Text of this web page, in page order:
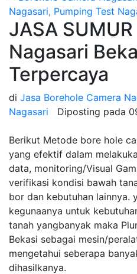
JASA SUMUR
Nagasari
Terpercaya
di Jasa Borehole Camera
Nagasari
Diposting pada
Berikut Metode bore hole
yang efektif dalam
data, monitoring/Visual
verifikasi kondisi bawah
bor dan kebutuhan lainnya.
kegunaanya untuk
tanah yangbanyak maka
Bekasi sebagai mesin/
mengetahui seberapa
dihasilkanya.